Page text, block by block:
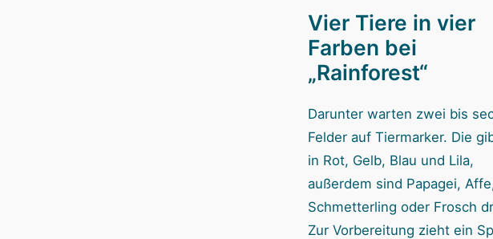
Vier Tiere in vier
Farben bei
„Rainforest“
Darunter warten zwei bis
Felder auf Tiermarker. Die
in Rot, Gelb, Blau und Lila,
außerdem sind Papagei,
Schmetterling oder Frosch
Zur Vorbereitung zieht ein